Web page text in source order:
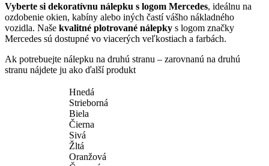
Vyberte si dekoratívnu nálepku s logom Mercedes, ideálnu na
ozdobenie okien, kabíny alebo iných častí vášho nákladného
vozidla. Naše kvalitné plotrované nálepky s logom značky
Mercedes sú dostupné vo viacerých veľkostiach a farbách.
Ak potrebuejte nálepku na druhú stranu – zarovnanú na druhú
stranu nájdete ju ako ďalší produkt
Hnedá
Strieborná
Biela
Čierna
Sivá
Žltá
Oranžová